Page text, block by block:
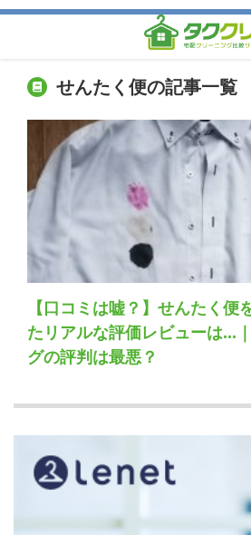
せんたく便の記事一覧
【口コミは嘘？】せんたく便
たリアルな評価レビューは...
グの評判は最悪？